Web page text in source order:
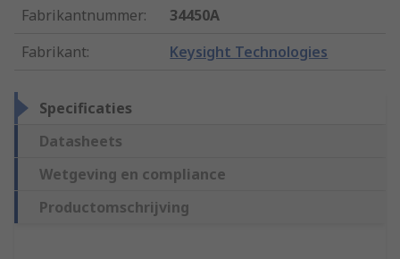
Fabrikantnummer:
34450A
Fabrikant: Keysight Technologies
Specificaties
Datasheets
Wetgeving en compliance
Productomschrijving